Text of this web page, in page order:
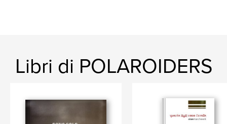
Libri di POLAROIDERS